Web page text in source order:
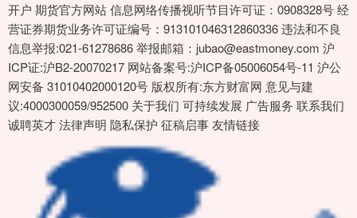
开户 期货官方网站 信息网络传播视听节目许可证：0908328号 经
营证券期货业务许可证编号：913101046312860336 违法和不良
信息举报:021-61278686 举报邮箱：jubao@eastmoney.com 沪
ICP证:沪B2-20070217 网站备案号:沪ICP备05006054号-11 沪公
网安备 31010402000120号 版权所有:东方财富网 意见与建
议:4000300059/952500 关于我们 可持续发展 广告服务 联系我们
诚聘英才 法律声明 隐私保护 征稿启事 友情链接